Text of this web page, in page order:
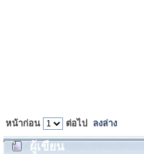
หน้าก่อน ต่อไป ลงล่าง
ผู้เขียน